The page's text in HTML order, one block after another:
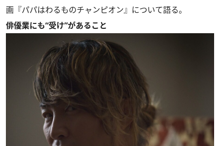
画『パパはわるものチャンピオン』について語る。
俳優業にも“受け”があること